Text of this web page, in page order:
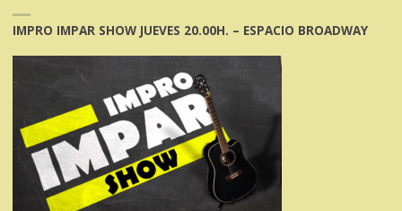
IMPRO IMPAR SHOW JUEVES 20.00H. – ESPACIO BROADWAY